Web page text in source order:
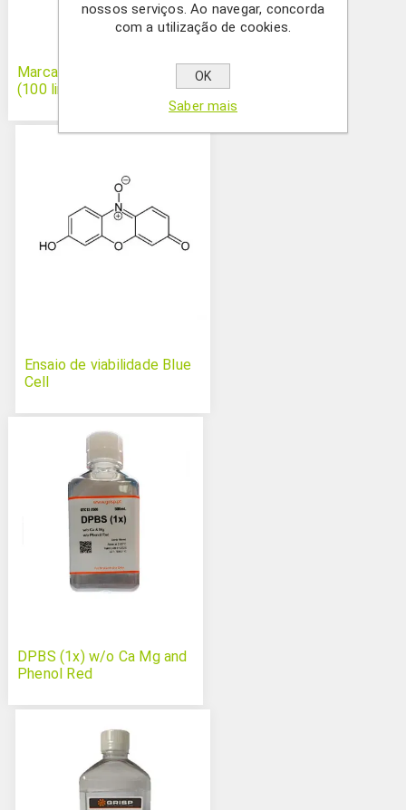
Marcador de proteína Azul
(100 linhas)
Ensaio de viabilidade Blue
Cell
DPBS (1x) w/o Ca Mg and
Phenol Red
nossos serviços. Ao navegar, concorda
com a utilização de cookies.
OK
Saber mais